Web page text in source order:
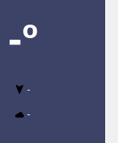
-º
-
-